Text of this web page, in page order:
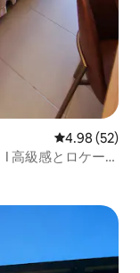
レビュー52
4.98 (52)
高級感とロケーシ